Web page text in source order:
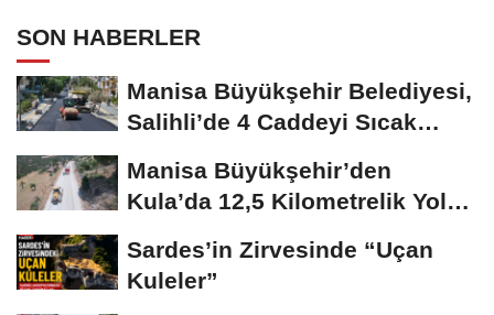
SON HABERLER
Manisa Büyükşehir Belediyesi,
Salihli’de 4 Caddeyi Sıcak
Manisa Büyükşehir’den
Kula’da 12,5 Kilometrelik Yol
Sardes’in Zirvesinde “Uçan
Kuleler”